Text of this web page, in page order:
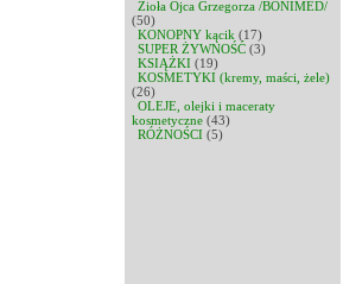
Zioła Ojca Grzegorza /BONIMED/
(50)
KONOPNY kącik (17)
SUPER ŻYWNOŚĆ (3)
KSIĄŻKI (19)
KOSMETYKI (kremy, maści, żele)
(26)
OLEJE, olejki i maceraty
kosmetyczne (43)
RÓŻNOŚCI (5)